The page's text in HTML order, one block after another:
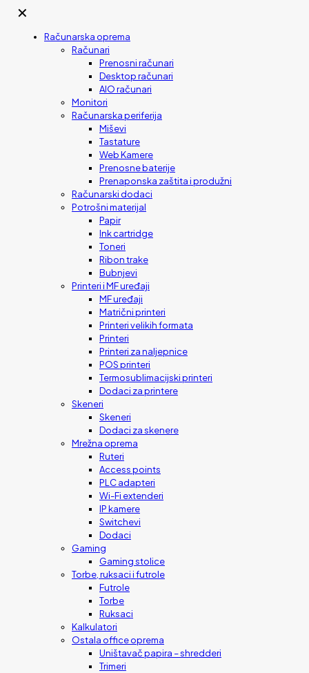
✕
Računarska oprema
Računari
Prenosni računari
Desktop računari
AIO računari
Monitori
Računarska periferija
Miševi
Tastature
Web Kamere
Prenosne baterije
Prenaponska zaštita i produžni
Računarski dodaci
Potrošni materijal
Papir
Ink cartridge
Toneri
Ribon trake
Bubnjevi
Printeri i MF uređaji
MF uređaji
Matrični printeri
Printeri velikih formata
Printeri
Printeri za naljepnice
POS printeri
Termosublimacijski printeri
Dodaci za printere
Skeneri
Skeneri
Dodaci za skenere
Mrežna oprema
Ruteri
Access points
PLC adapteri
Wi-Fi extenderi
IP kamere
Switchevi
Dodaci
Gaming
Gaming stolice
Torbe, ruksaci i futrole
Futrole
Torbe
Ruksaci
Kalkulatori
Ostala office oprema
Uništavač papira – shredderi
Trimeri